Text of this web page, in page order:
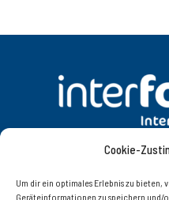
Cookie-
Um dir ein optimales Erlebnis zu
Geräteinformationen zu speichern und/